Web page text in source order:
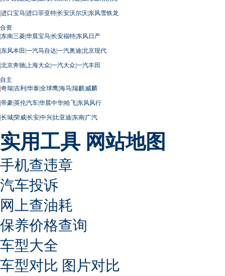
|进口宝马|进口菲亚特|长安沃尔沃|东风雪铁龙
合资
|东南三菱|华晨宝马|长安福特|东风日产
|东风本田 |一汽马自达|一汽奥迪|北京现代
|北京奔驰| 上海大众|一汽大众|一汽丰田
自主
|奇瑞|吉利|华泰|全球鹰|海马|瑞麒|威麟
|帝豪|英伦汽车|华晨中华|哈飞|东风风行
|长城|荣威|长安|中兴|比亚迪|东南|广汽
实用工具 网站地图
手机查违章
汽车投诉
网上查油耗
保养价格查询
车型大全
车型对比 图片对比